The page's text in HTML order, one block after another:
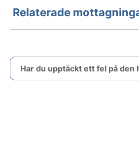
Relaterade
Har du upptäckt ett fel på den